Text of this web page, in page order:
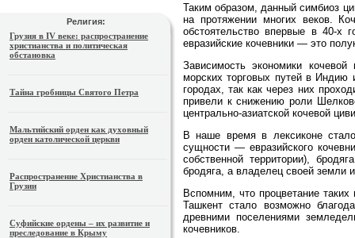
Религия:
Грузия в IV веке: распространение
христианства и политическая
обстановка
Тайна гробницы Святого Петра
Мальтийский орден как духовный
орден католической церкви
Распространение Христианства в
Грузии
Суфийские ордены – их развитие и
преследование в Крыму
Таким образом, данный симбиоз
на протяжении многих веков.
обстоятельство впервые в 40-х
евразийские кочевники — это
Зависимость экономики
морских торговых путей в Индию
городах, так как через них
привели к снижению роли
центрально-азиатской кочевой
В наше время в лексиконе
сущности — евразийского
собственной территории),
бродяга, а владелец своей земли
Вспомним, что процветание
Ташкент стало возможно
древними поселениями
кочевников.